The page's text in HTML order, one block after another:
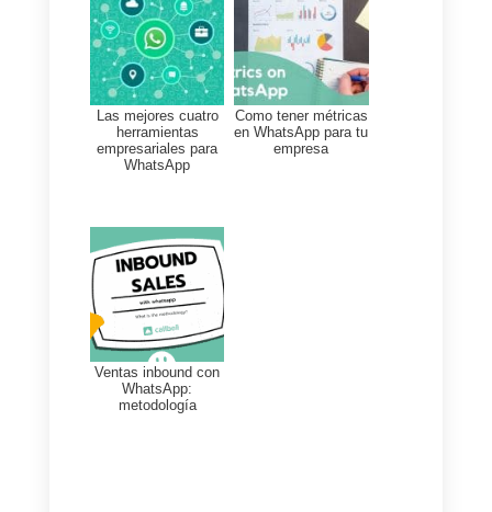
de WhatsAppcon tu equipo ya
no será un problema para tu
negocio!
pronto!
tienes que